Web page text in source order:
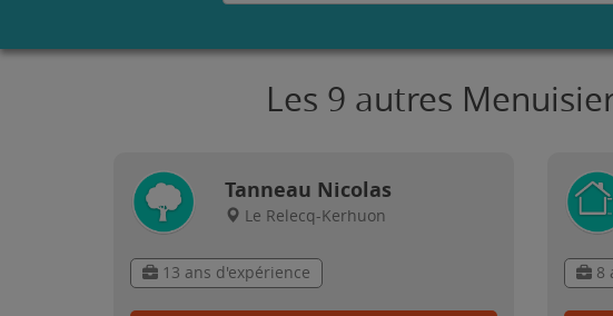
Les 9 autres
Tanneau Nicolas
Le Relecq-Kerhuon
13 ans d'expérience 8